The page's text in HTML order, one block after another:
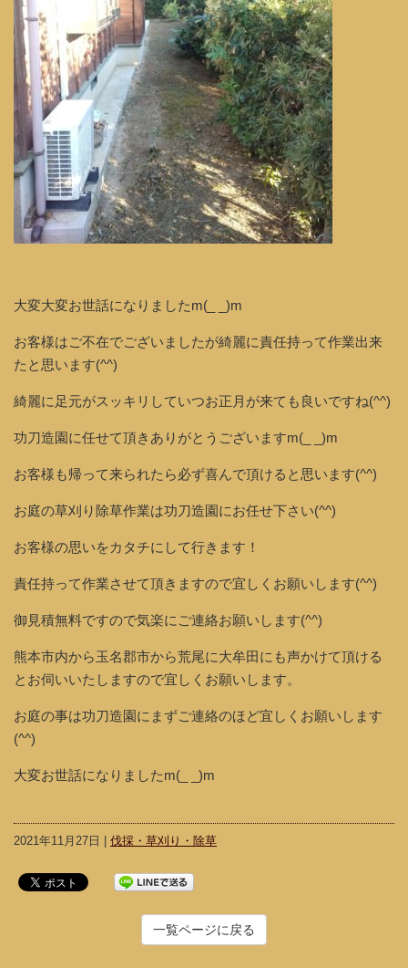
大変大変お世話になりましたm(_ _)m
お客様はご不在でございましたが綺麗に責任持って作業出来
たと思います(^^)
綺麗に足元がスッキリしていつお正月が来ても良いですね(^^)
功刀造園に任せて頂きありがとうございますm(_ _)m
お客様も帰って来られたら必ず喜んで頂けると思います(^^)
お庭の草刈り除草作業は功刀造園にお任せ下さい(^^)
お客様の思いをカタチにして行きます！
責任持って作業させて頂きますので宜しくお願いします(^^)
御見積無料ですので気楽にご連絡お願いします(^^)
熊本市内から玉名郡市から荒尾に大牟田にも声かけて頂ける
とお伺いいたしますので宜しくお願いします。
お庭の事は功刀造園にまずご連絡のほど宜しくお願いします
(^^)
大変お世話になりましたm(_ _)m
2021年11月27日 | 伐採・草刈り・除草
一覧ページに戻る